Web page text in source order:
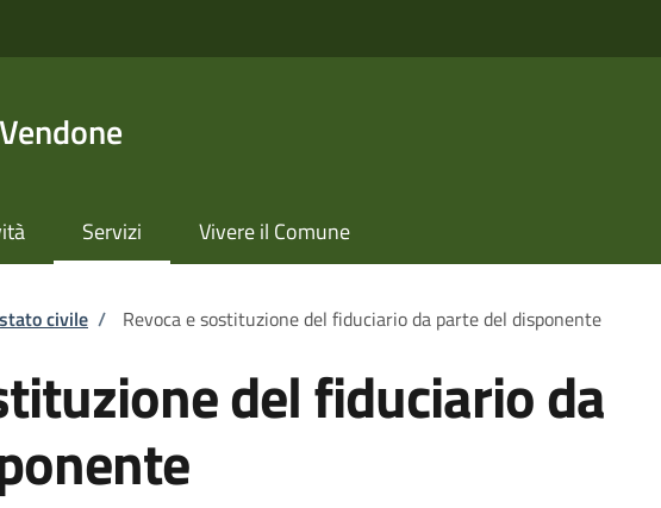
Servizi Vivere il Comune
civile / Revoca e sostituzione del fiduciario da parte del disponente
del fiduciario da